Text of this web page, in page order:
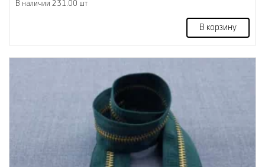
В наличии 231.00 шт
В корзину